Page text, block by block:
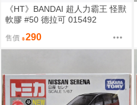
《HT》BANDAI 超人力霸王 怪獸
軟膠 #50 德拉可 015492
售價 290